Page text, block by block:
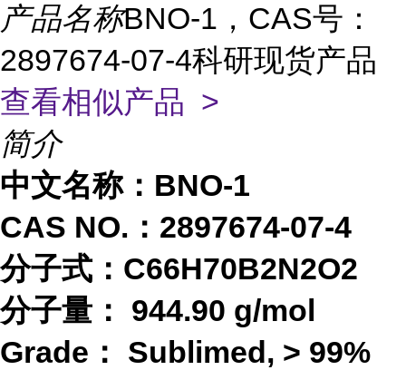
产品名称BNO-1，CAS号：
2897674-07-4科研现货产品
查看相似产品 >
简介
中文名称： BNO-1
CAS NO.：2897674-07-4
分子式： C66H70B2N2O2
分子量：
944.90 g/mol
Grade：
Sublimed, > 99%